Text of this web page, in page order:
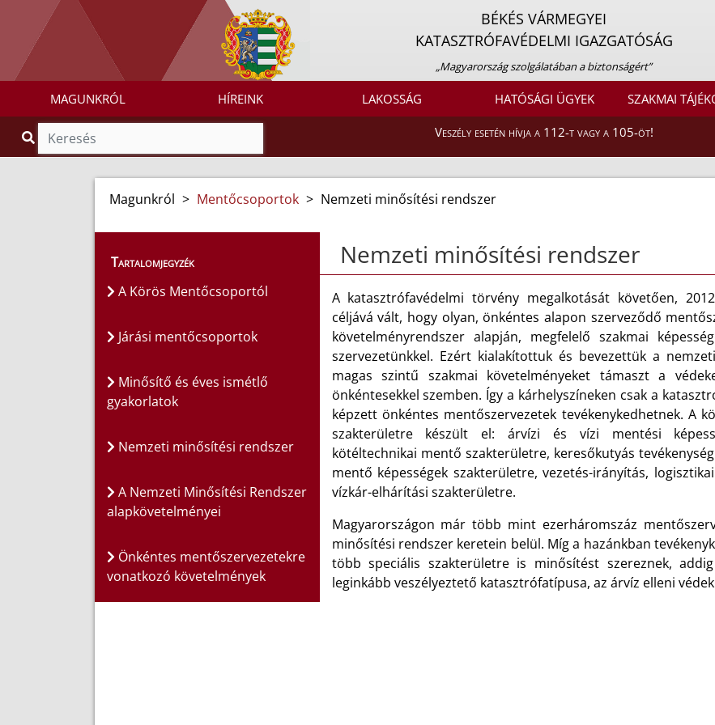
BÉKÉS VÁRMEGYEI
KATASZTRÓFAVÉDELMI IGAZGATÓSÁG
„Magyarország szolgálatában a biztonságért”
MAGUNKRÓL HÍREINK LAKOSSÁG HATÓSÁGI ÜGYEK SZAKMAI
Veszély esetén hívja a 112-t vagy a 105-öt!
Magunkról > Mentőcsoportok > Nemzeti minősítési rendszer
Tartalomjegyzék
A Körös Mentőcsoportól
Járási mentőcsoportok
Minősítő és éves ismétlő
gyakorlatok
Nemzeti minősítési rendszer
A Nemzeti Minősítési Rendszer
alapkövetelményei
Önkéntes mentőszervezetekre
vonatkozó követelmények
Nemzeti minősítési rendszer
A katasztrófavédelmi törvény megalkotását követően,
céljává vált, hogy olyan, önkéntes alapon szerveződő
követelményrendszer alapján, megfelelő szakmai
szervezetünkkel. Ezért kialakítottuk és bevezettük a
magas szintű szakmai követelményeket támaszt a
önkéntesekkel szemben. Így a kárhelyszíneken csak a
képzett önkéntes mentőszervezetek tevékenykedhetnek. A
szakterületre készült el: árvízi és vízi mentési
kötéltechnikai mentő szakterületre, keresőkutyás
mentő képességek szakterületre, vezetés-irányítás,
vízkár-elhárítási szakterületre.
Magyarországon már több mint ezerháromszáz
minősítési rendszer keretein belül. Míg a hazánkban
több speciális szakterületre is minősítést szereznek,
leginkább veszélyeztető katasztrófatípusa, az árvíz elleni